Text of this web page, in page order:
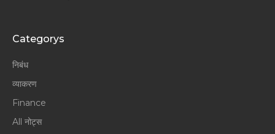
Categorys
निबंध
व्याकरण
Finance
All नोट्स